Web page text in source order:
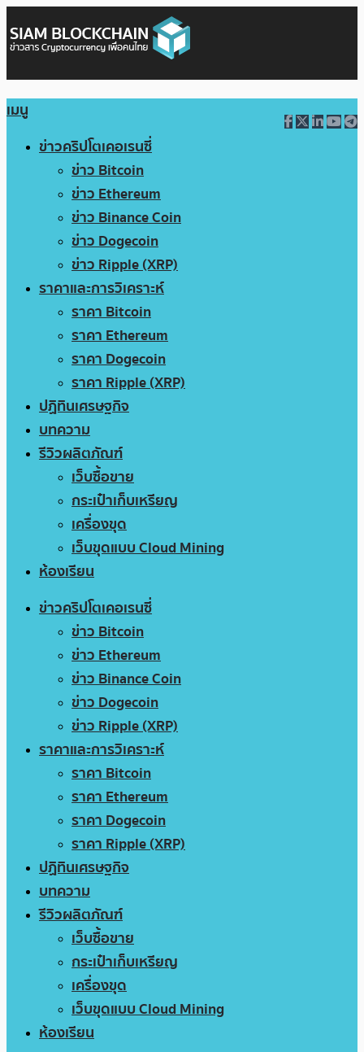
เมนู
ข่าวคริปโตเคอเรนซี่
ข่าว Bitcoin
ข่าว Ethereum
ข่าว Binance Coin
ข่าว Dogecoin
ข่าว Ripple (XRP)
ราคาและการวิเคราะห์
ราคา Bitcoin
ราคา Ethereum
ราคา Dogecoin
ราคา Ripple (XRP)
ปฏิทินเศรษฐกิจ
บทความ
รีวิวผลิตภัณฑ์
เว็บซื้อขาย
กระเป๋าเก็บเหรียญ
เครื่องขุด
เว็บขุดแบบ Cloud Mining
ห้องเรียน
ข่าวคริปโตเคอเรนซี่
ข่าว Bitcoin
ข่าว Ethereum
ข่าว Binance Coin
ข่าว Dogecoin
ข่าว Ripple (XRP)
ราคาและการวิเคราะห์
ราคา Bitcoin
ราคา Ethereum
ราคา Dogecoin
ราคา Ripple (XRP)
ปฏิทินเศรษฐกิจ
บทความ
รีวิวผลิตภัณฑ์
เว็บซื้อขาย
กระเป๋าเก็บเหรียญ
เครื่องขุด
เว็บขุดแบบ Cloud Mining
ห้องเรียน